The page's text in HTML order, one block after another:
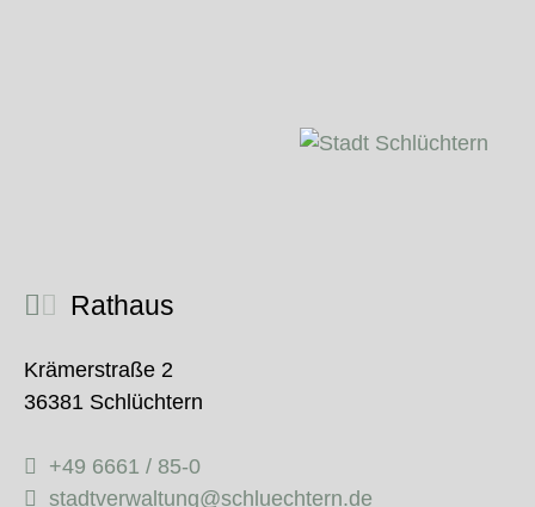
Rathaus
Krämerstraße 2
36381 Schlüchtern
+49 6661 / 85-0
stadtverwaltung@schluechtern.de